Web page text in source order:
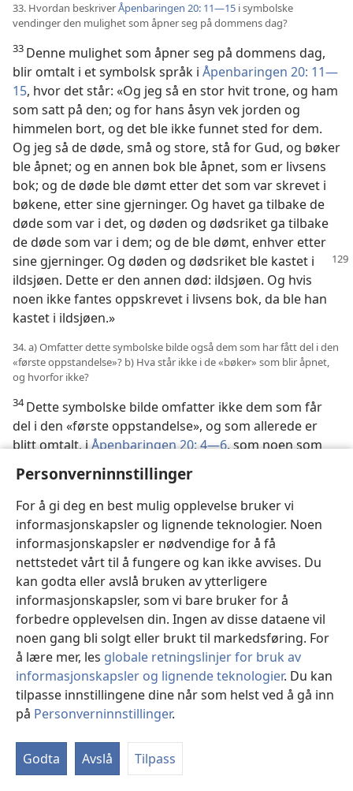
Personverninnstillinger
For å gi deg en best mulig opplevelse bruker vi
informasjonskapsler og lignende teknologier. Noen
informasjonskapsler er nødvendige for å få
nettstedet vårt til å fungere og kan ikke avvises. Du
kan godta eller avslå bruken av ytterligere
informasjonskapsler, som vi bare bruker for å
forbedre opplevelsen din. Ingen av disse dataene vil
noen gang bli solgt eller brukt til markedsføring. For
å lære mer, les globale retningslinjer for bruk av
informasjonskapsler og lignende teknologier. Du kan
tilpasse innstillingene dine når som helst ved å gå inn
på Personverninnstillinger.
Godta Avslå Tilpass
33. Hvordan beskriverÅpenbaringen 20: 11—15 i symbolske
vendinger den mulighet som åpner seg på dommens dag?
33 Denne mulighet som åpner seg på dommens dag,
blir omtalt i et symbolsk språk i Åpenbaringen 20: 11—
15, hvor det står: «Og jeg så en stor hvit trone, og ham
som satt på den; og for hans åsyn vek jorden og
himmelen bort, og det ble ikke funnet sted for dem.
Og jeg så de døde, små og store, stå for Gud, og bøker
ble åpnet; og en annen bok ble åpnet, som er livsens
bok; og de døde ble dømt etter det som var skrevet i
bøkene, etter sine gjerninger. Og havet ga tilbake de
døde som var i det, og døden og dødsriket ga tilbake
de døde som var i dem; og de ble dømt, enhver etter
sine gjerninger. Og døden og dødsriket ble kastet i
ildsjøen. Dette er den annen død: ildsjøen. Og hvis
noen ikke fantes oppskrevet i livsens bok, da ble han
kastet i ildsjøen.»
34. a) Omfatter dette symbolske bilde også dem som har fått del i den
«første oppstandelse»? b) Hva står ikke i de «bøker» som blir åpnet,
og hvorfor ikke?
34Dette symbolske bilde omfatter ikke dem som får
del i den «første oppstandelse», og som allerede er
blitt omtalt, iÅpenbaringen 20: 4—6, som noen som
ikke kan rammes av den «annen død». Bildet gjelder
dem som får del i en oppstandelse til liv på jorden, og
som først vil bli kjent verdige til evig liv når de 1000 år
er omme, da de vil kunne vise at de fullt ut har
oppnådd rettferdighet og menneskelig
fullkommenhet. De «bøker» som blir åpnet, og hvis
innhold de blir dømt etter når de får enten en gunstig
eller en ugunstig dom, er ikke bøker som inneholder
en beretning om deres tidligere ufullkomne, syndige
gjerninger i den nåværende tingenes ordning. De
himmelske dommere trenger ikke 1000 år til å gå
igjennom en beretning om menneskenes tidligere
gjerninger for å kunne avgjøre om hver enkelt av dem
som er blitt oppreist, er skyldig eller uskyldig. De er
dommerne ser på, er ikke menneskenes fortid men
deres framtid. Menneskeheten trenger veiledning